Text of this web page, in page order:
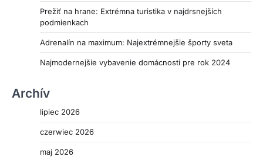
Prežiť na hrane: Extrémna turistika v najdrsnejších
podmienkach
Adrenalín na maximum: Najextrémnejšie športy sveta
Najmodernejšie vybavenie domácnosti pre rok 2024
Archív
lipiec 2026
czerwiec 2026
maj 2026